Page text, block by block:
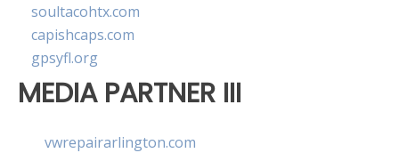
soultacohtx.com
capishcaps.com
gpsyfl.org
MEDIA PARTNER III
vwrepairarlington.com